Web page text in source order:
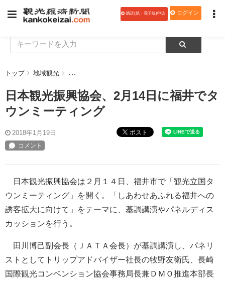
購読(紙・電子版)申込 ログイン
トップ 地域観光 日本観光振興協会、2月14日に福井でタウンミーティ
日本観光振興協会、2月14日に福井でタ
ウンミーティング
2018年1月19日 ポスト
日本観光振興協会は２月１４日、福井市で「観光立国タ
ウンミーティング」を開く。「しあわせあふれる福井への
誘客拡大に向けて」をテーマに、基調講演やパネルディス
カッションを行う。
田川博己副会長（ＪＡＴＡ会長）が基調講演し、パネリ
ストとしてトリップアドバイザー社長の牧野友衛氏、長崎
国際観光コンベンション協会事務局長兼ＤＭＯ推進本部長